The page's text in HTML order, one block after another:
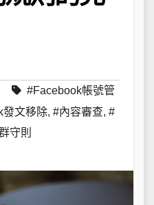
#Facebook帳號管
發文移除, #內容審查, #
守則